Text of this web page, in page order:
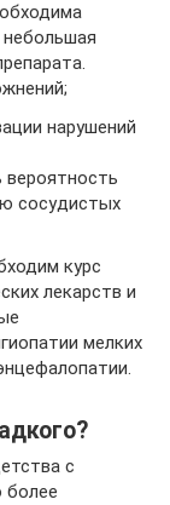
нарушений
сосудистых
курс
лекарств и
мелких
с
более